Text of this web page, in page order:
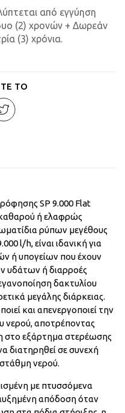
από εγγύηση
(2) χρονών + Δωρεάν
(3) χρόνια.
ΤΟ
SP 9.000 Flat
ή ελαφρώς
ρύπων μεγέθους
l/h, είναι ιδανική για
ή υπογείων που έχουν
υδάτων ή διαρροές
δακτυλίου
μεγάλης διάρκειας.
και απενεργοποιεί την
νερού, αποτρέποντας
στο εξάρτημα στερέωσης
διατηρηθεί σε συνεχή
νερού.
με πτυσσόμενα
απόδοση όταν